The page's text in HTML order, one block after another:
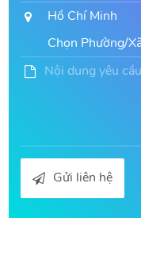
Gửi liên hệ